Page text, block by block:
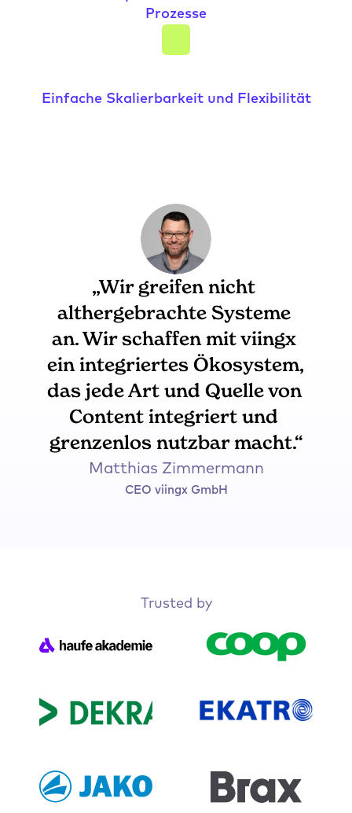
Prozesse
Einfache Skalierbarkeit und Flexibilität
„Wir greifen nicht
althergebrachte Systeme
an. Wir schaffen mit viingx
ein integriertes Ökosystem,
das jede Art und Quelle von
Content integriert und
grenzenlos nutzbar macht.“
Matthias Zimmermann
CEO viingx GmbH
Trusted by